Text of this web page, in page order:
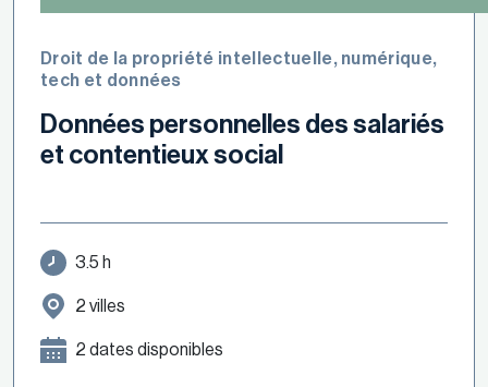
Droit de la propriété intellectuelle, numérique,
tech et données
Données personnelles des salariés
et contentieux social
3.5 h
2 villes
2 dates disponibles